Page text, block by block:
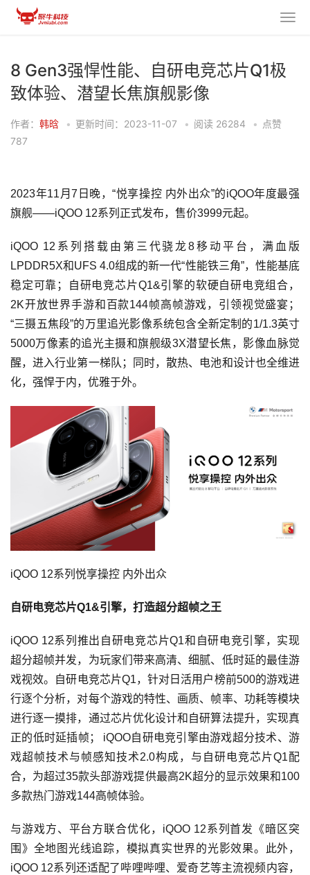
8 Gen3强悍性能、自研电竞芯片Q1极
致体验、潜望长焦旗舰影像
作者： 韩晗 • 更新时间：2023-11-07 • 阅读 26284 • 点赞
787
2023年11月7日晚，“悦享操控 内外出众”的iQOO年度最强
旗舰——iQOO 12系列正式发布，售价3999元起。
iQOO 12系列搭载由第三代骁龙8移动平台，满血版
LPDDR5X和UFS 4.0组成的新一代“性能铁三角”，性能基底
稳定可靠；自研电竞芯片Q1&引擎的软硬自研电竞组合，
2K开放世界手游和百款144帧高帧游戏，引领视觉盛宴；
“三摄五焦段”的万里追光影像系统包含全新定制的1/1.3英寸
5000万像素的追光主摄和旗舰级3X潜望长焦，影像血脉觉
醒，进入行业第一梯队；同时，散热、电池和设计也全维进
化，强悍于内，优雅于外。
iQOO 12系列悦享操控 内外出众
自研电竞芯片Q1&引擎，打造超分超帧之王
iQOO 12系列推出自研电竞芯片Q1和自研电竞引擎，实现
超分超帧并发，为玩家们带来高清、细腻、低时延的最佳游
戏视效。自研电竞芯片Q1，针对日活用户榜前500的游戏进
行逐个分析，对每个游戏的特性、画质、帧率、功耗等模块
进行逐一摸排，通过芯片优化设计和自研算法提升，实现真
正的低时延插帧； iQOO自研电竞引擎由游戏超分技术、游
戏超帧技术与帧感知技术2.0构成，与自研电竞芯片Q1配
合，为超过35款头部游戏提供最高2K超分的显示效果和100
多款热门游戏144高帧体验。
与游戏方、平台方联合优化，iQOO 12系列首发《暗区突
围》全地图光线追踪，模拟真实世界的光影效果。此外，
iQOO 12系列还适配了哔哩哔哩、爱奇艺等主流视频内容，